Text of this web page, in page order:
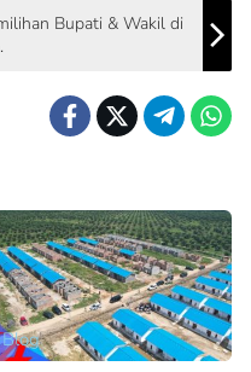
Bupati & Wakil di
Blog